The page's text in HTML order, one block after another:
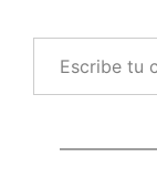
Escribe tu correo electrónico…